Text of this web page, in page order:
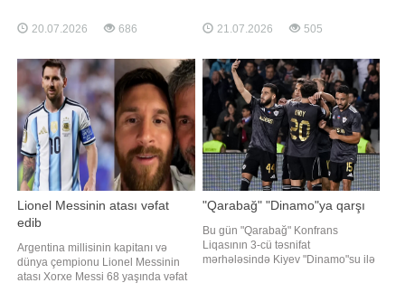
İspaniya yığması ilə üz-üzə gəlib.
Nyu-York yaxınlığındakı "New York
görüşdə İspaniya dünya çempionu
olub. Bu, Argentina üçü
20.07.2026 686
vəziyyətinə aydınlıq gəlib. Ağdam
təmsilçisinin mətbuat xidmətindən -
forvard 2 gün öncə fərdi çalışmalara
başlayıb. Onun yaxı
21.07.2026 505
Lionel Messinin atası vəfat
edib
Argentina millisinin kapitanı və
dünya çempionu Lionel Messinin
atası Xorxe Messi 68 yaşında vəfat
"Qarabağ" "Dinamo"ya qarşı
Bu gün "Qarabağ" Konfrans
Liqasının 3-cü təsnifat
mərhələsində Kiyev "Dinamo"su ilə